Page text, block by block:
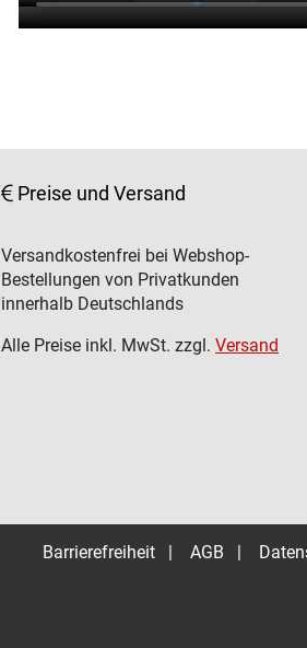
Preise und Versand
Versandkostenfrei bei Webshop-
Bestellungen von Privatkunden
innerhalb Deutschlands
Alle Preise inkl. MwSt. zzgl. Versand
Barrierefreiheit | AGB |